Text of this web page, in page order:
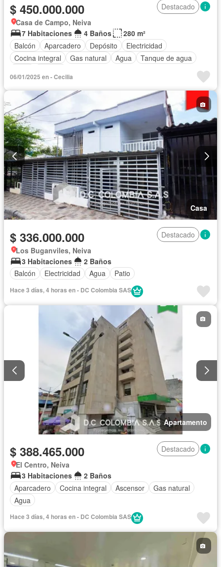
$ 450.000.000
Destacado
Casa de Campo, Neiva
7 Habitaciones
4 Baños
280 m²
Balcón
Aparcadero Depósito
Electricidad
Cocina integral
Gas natural Agua
Tanque de agua
06/01/2025 en - Cecilia
Casa
$ 336.000.000
Destacado
Los Buganviles, Neiva
3 Habitaciones
2 Baños
Balcón
Electricidad Agua Patio
Hace 3 días, 4 horas en - DC Colombia SAS
Apartamento
$ 388.465.000
Destacado
El Centro, Neiva
3 Habitaciones
2 Baños
Aparcadero
Cocina integral Ascensor
Gas natural
Agua
Hace 3 días, 4 horas en - DC Colombia SAS